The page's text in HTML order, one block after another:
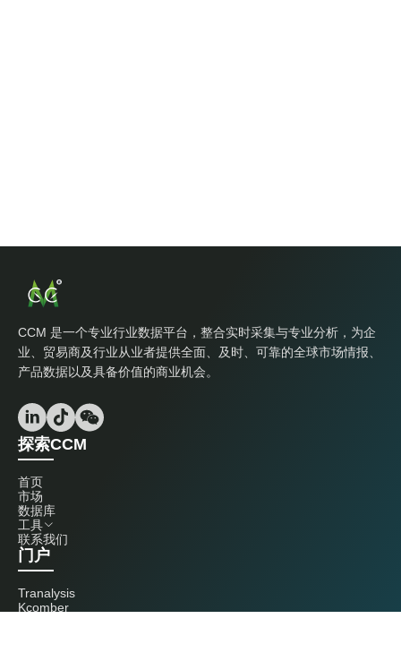
CCM 是一个专业行业数据平台，整合实时采集与专业分析，为企
业、贸易商及行业从业者提供全面、及时、可靠的全球市场情报、
产品数据以及具备价值的商业机会。
探索CCM
首页
市场
数据库
工具
联系我们
门户
Tranalysis
Kcomber